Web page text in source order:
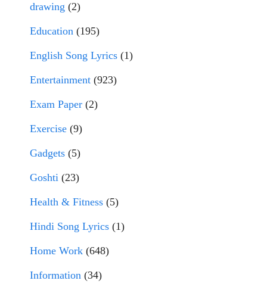
drawing (2)
Education (195)
English Song Lyrics (1)
Entertainment (923)
Exam Paper (2)
Exercise (9)
Gadgets (5)
Goshti (23)
Health & Fitness (5)
Hindi Song Lyrics (1)
Home Work (648)
Information (34)